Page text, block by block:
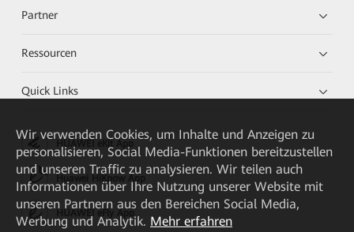
Partner
Ressourcen
Quick Links
HUAWEI eKit App
Huawei HiKnow App
HUAWEI eFly App
Wir verwenden Cookies, um Inhalte und Anzeigen zu
personalisieren, Social Media-Funktionen bereitzustellen
und unseren Traffic zu analysieren. Wir teilen auch
Informationen über Ihre Nutzung unserer Website mit
unseren Partnern aus den Bereichen Social Media,
Werbung und Analytik. Mehr erfahren